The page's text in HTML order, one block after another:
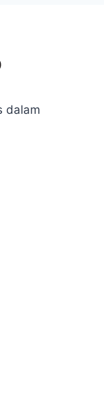
dalam